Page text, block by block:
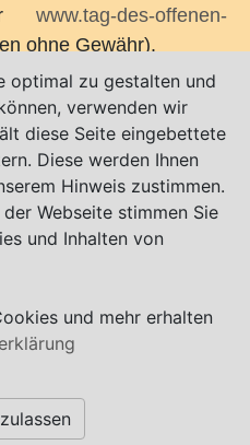
www.tag-des-offenen-
ohne Gewähr).
erlaubt!
AGB
optimal zu gestalten und
verwenden wir
diese Seite eingebettete
Diese werden Ihnen
Hinweis zustimmen.
Webseite stimmen Sie
und Inhalten von
und mehr erhalten